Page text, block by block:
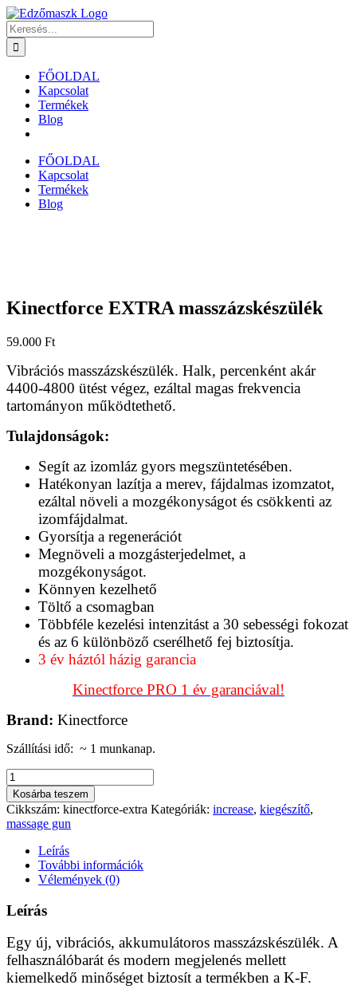
Kihagyás
Keresés...
FŐOLDAL
Kapcsolat
Termékek
Blog
FŐOLDAL
Kapcsolat
Termékek
Blog
Kinectforce EXTRA masszázskészülék
59.000 Ft
Vibrációs masszázskészülék. Halk, percenként akár
4400-4800 ütést végez, ezáltal magas frekvencia
tartományon működtethető.
Tulajdonságok:
Segít az izomláz gyors megszüntetésében.
Hatékonyan lazítja a merev, fájdalmas izomzatot,
ezáltal növeli a mozgékonyságot és csökkenti az
izomfájdalmat.
Gyorsítja a regenerációt
Megnöveli a mozgásterjedelmet, a
mozgékonyságot.
Könnyen kezelhető
Töltő a csomagban
Többféle kezelési intenzitást a 30 sebességi fokozat
és az 6 különböző cserélhető fej biztosítja.
3 év háztól házig garancia
Kinectforce PRO 1 év garanciával!
Brand: Kinectforce
Szállítási idő: ~ 1 munkanap.
Kinectforce
EXTRA
masszázskészülék
mennyiség
Kosárba teszem
Cikkszám: kinectforce-extra Kategóriák: increase, kiegészítő,
massage gun
Leírás
További információk
Vélemények (0)
Leírás
Egy új, vibrációs, akkumulátoros masszázskészülék. A
felhasználóbarát és modern megjelenés mellett
kiemelkedő minőséget biztosít a termékben a K-F.